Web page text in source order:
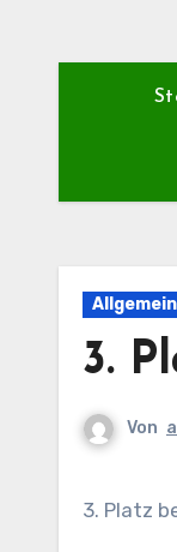
Allgemein
3.
Von
3. Platz